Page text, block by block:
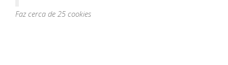
Faz cerca de 25 cookies